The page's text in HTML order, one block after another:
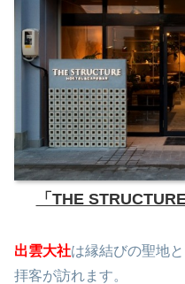
「THE
出雲大社は縁結びの聖地
拝客が訪れます。